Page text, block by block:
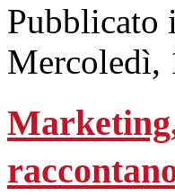
Pubblicato
Mercoledì,